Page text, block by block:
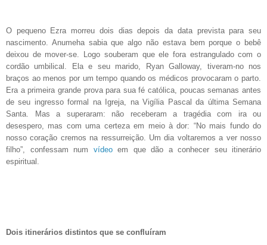
O pequeno Ezra morreu dois dias depois da data prevista para seu
nascimento. Anumeha sabia que algo não estava bem porque o bebê
deixou de mover-se. Logo souberam que ele fora estrangulado com o
cordão umbilical. Ela e seu marido, Ryan Galloway, tiveram-no nos
braços ao menos por um tempo quando os médicos provocaram o parto.
Era a primeira grande prova para sua fé católica, poucas semanas antes
de seu ingresso formal na Igreja, na Vigília Pascal da última Semana
Santa. Mas a superaram: não receberam a tragédia com ira ou
desespero, mas com uma certeza em meio à dor: “No mais fundo do
nosso coração cremos na ressurreição. Um dia voltaremos a ver nosso
filho”, confessam num vídeoem que dão a conhecer seu itinerário
espiritual.
Dois itinerários distintos que se confluíram